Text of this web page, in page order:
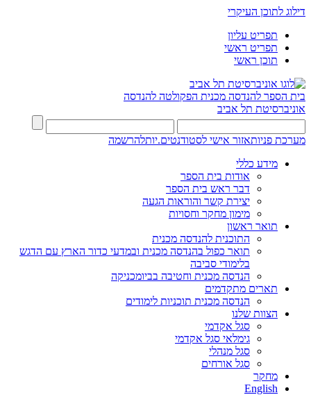
דילוג לתוכן העיקרי
תפריט עליון
תפריט ראשי
תוכן ראשי
בית הספר להנדסה מכנית הפקולטה להנדסה
אוניברסיטת תל אביב
מערכת פניותאזור אישי לסטודנטים.יותלהרשמה
מידע כללי
אודות בית הספר
דבר ראש בית הספר
יצירת קשר והוראות הגעה
מימון מחקר וחסויות
תואר ראשון
התוכנית להנדסה מכנית
תואר כפול בהנדסה מכנית ובמדעי כדור הארץ עם הדגש
בלימודי סביבה
הנדסה מכנית וחטיבה בביומכניקה
תארים מתקדמים
הנדסה מכנית תוכניות לימודים
הצוות שלנו
סגל אקדמי
גימלאי סגל אקדמי
סגל מנהלי
סגל אורחים
מחקר
English